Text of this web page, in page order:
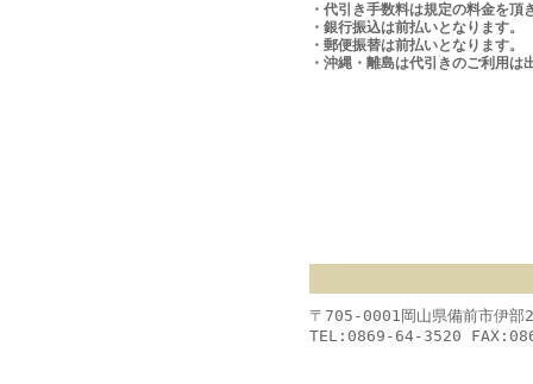
・代引き手数料は規定の料金を頂
・銀行振込は前払いとなります。
・郵便振替は前払いとなります。
・沖縄・離島は代引きのご利用は
〒705-0001岡山県備前市伊
TEL:0869-64-3520